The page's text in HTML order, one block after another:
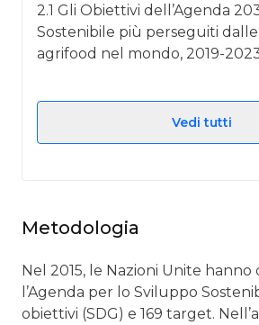
2.1 Gli Obiettivi dell’Agenda
Sostenibile più perseguiti
agrifood nel mondo, 2019-
Vedi tutti
Metodologia
Nel 2015, le Nazioni Unite hanno
l’Agenda per lo Sviluppo
obiettivi (SDG) e 169 target.